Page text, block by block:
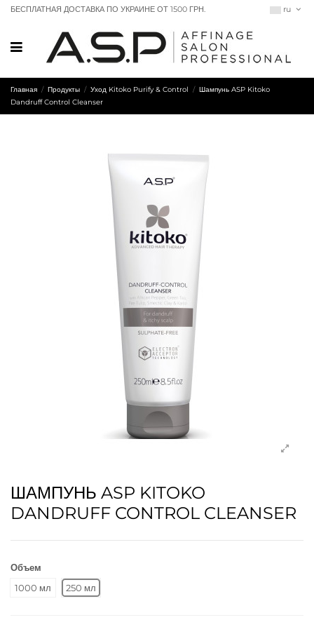
БЕСПЛАТНАЯ ДОСТАВКА ПО УКРАИНЕ ОТ 1500 ГРН. ru
Главная Продукты Уход Kitoko Purify & Control
Шампунь ASP Kitoko
Dandruff Control Cleanser
ШАМПУНЬ ASP KITOKO
DANDRUFF CONTROL CLEANSER
Объем
1000 мл
250 мл